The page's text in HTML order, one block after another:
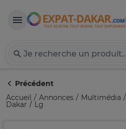
Expat-Dakar
Précédent
Accueil
Annonces Multimédia
Dakar Lg